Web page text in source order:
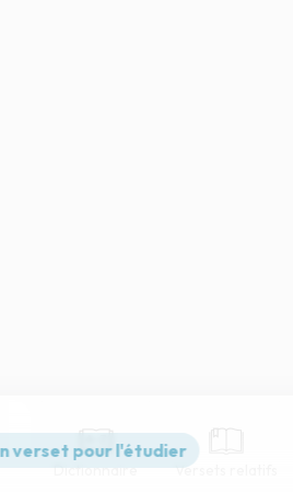
Dictionnaire Versets relatifs